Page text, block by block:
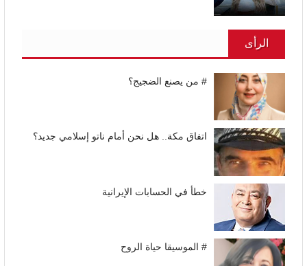
الرأى
# من يصنع الضجيج؟
اتفاق مكة.. هل نحن أمام ناتو إسلامي جديد؟
خطأ في الحسابات الإيرانية
# الموسيقا حياة الروح